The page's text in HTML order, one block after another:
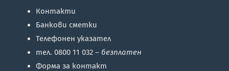
Контакти
Банкови сметки
Телефонен указател
тел. 0800 11 032 – безплатен
Форма за контакт